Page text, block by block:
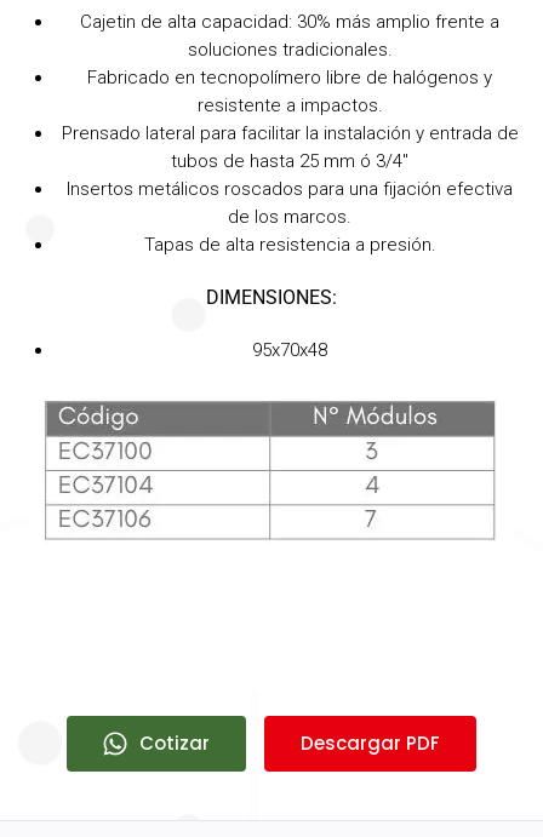
Cajetin de alta capacidad: 30% más amplio frente a
soluciones tradicionales.
Fabricado en tecnopolímero libre de halógenos y
resistente a impactos.
Prensado lateral para facilitar la instalación y entrada de
tubos de hasta 25 mm ó 3/4"
Insertos metálicos roscados para una fijación efectiva
de los marcos.
Tapas de alta resistencia a presión.
DIMENSIONES:
95x70x48
Cotizar Descargar PDF